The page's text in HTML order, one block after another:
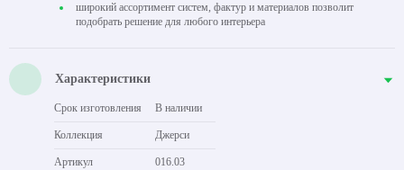
широкий ассортимент систем, фактур и материалов позволит
подобрать решение для любого интерьера
Характеристики
Срок изготовления В наличии
Коллекция Джерси
Артикул 016.03